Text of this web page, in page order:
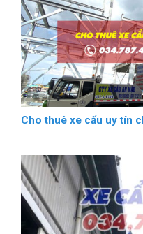
Cho thuê xe cẩu uy tín